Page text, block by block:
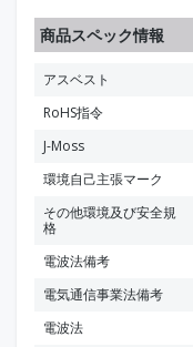
商品スペック情報
アスベスト
RoHS指令
J-Moss
環境自己主張マーク
その他環境及び安全規
格
電波法備考
電気通信事業法備考
電波法